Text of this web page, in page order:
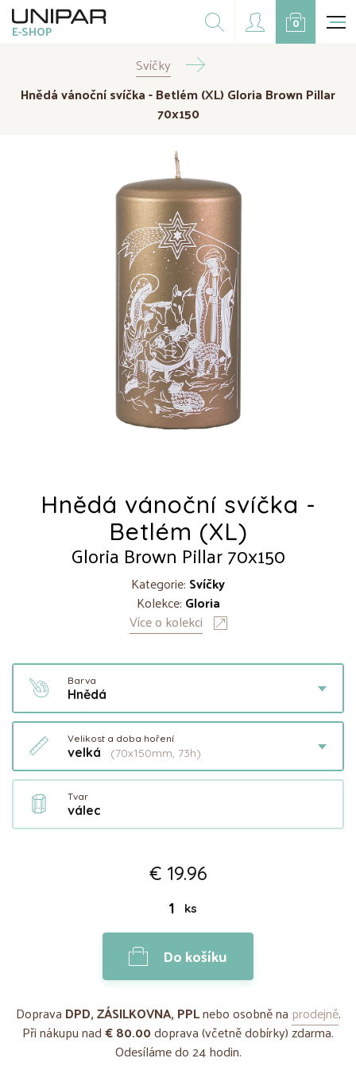
E-SHOP
Dárkové balíčky
Doplňky
Doprodej
Kampaně
CZK EUR
0
Svíčky
Hnědá vánoční svíčka - Betlém (XL) Gloria Brown Pillar
70x150
Hnědá vánoční svíčka -
Betlém (XL)
Gloria Brown Pillar 70x150
Kategorie: Svíčky
Kolekce: Gloria
Více o kolekci
Barva
Hnědá
Velikost a doba hoření
velká (70x150mm, 73h)
Tvar
válec
€ 19.96
ks
Do košíku
Doprava DPD, ZÁSILKOVNA, PPLnebo osobně na prodejně.
Při nákupu nad€ 80.00doprava (včetně dobírky) zdarma.
Odesíláme do 24 hodin.